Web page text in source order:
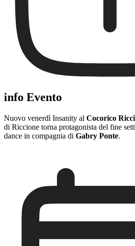
info Evento
Nuovo venerdì Insanity al Cocorico
di Riccione torna protagonista del fine
dance in compagnia di Gabry Ponte.